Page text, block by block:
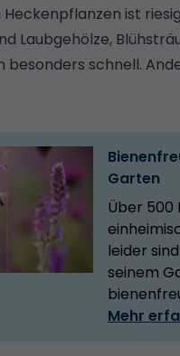
Heckenpflanzen ist
Laubgehölze,
besonders schnell.
Garten
Über 500
leider
seinem
Mehr